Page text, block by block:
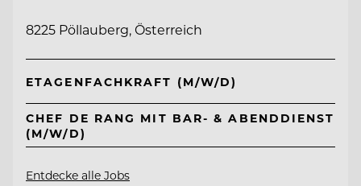
8225 Pöllauberg, Österreich
ETAGENFACHKRAFT (M/W/D)
CHEF DE RANG MIT BAR- & ABENDDIENST
(M/W/D)
Entdecke alle Jobs